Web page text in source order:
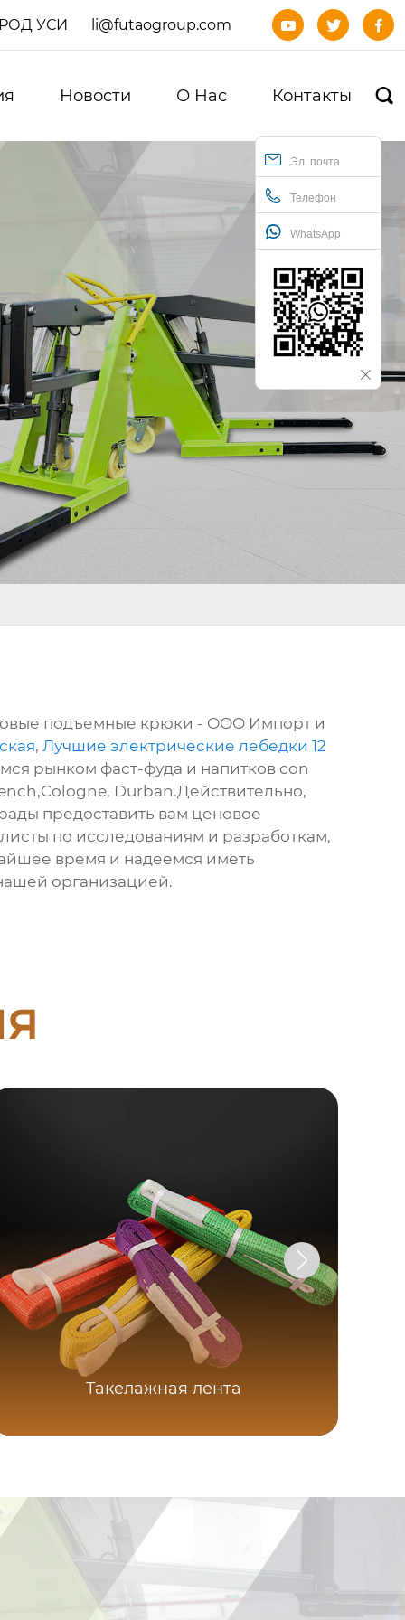
УСИ li@futaogroup.com   
Новости О Нас Контакты 
Эл. почта
Телефон
WhatsApp
подъемные крюки - ООО Импорт и
, Лучшие электрические лебедки 12
рынком фаст-фуда и напитков con
Durban.Действительно,
предоставить вам ценовое
по исследованиям и разработкам,
время и надеемся иметь
организацией.
Такелажная лента